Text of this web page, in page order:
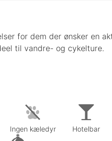
for dem der ønsker en
til vandre- og cykelture.
Ingen kæledyr Hotelbar